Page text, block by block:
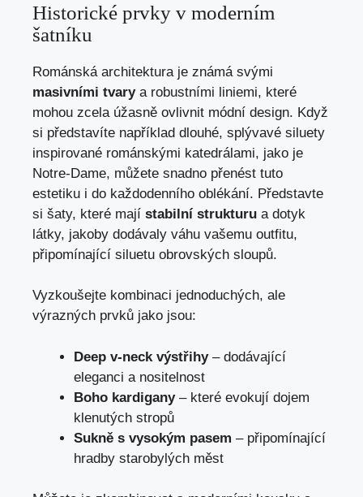
Historické prvky v moderním
šatníku
Románská architektura je známá svými
masivními tvarya robustními liniemi, které
mohou zcela úžasně ovlivnit módní design. Když
si představíte například dlouhé, splývavé siluety
inspirované románskými katedrálami, jako je
Notre-Dame, můžete snadno přenést tuto
estetiku i do každodenního oblékání. Představte
si šaty, které mají stabilní strukturu a dotyk
látky, jakoby dodávaly váhu vašemu outfitu,
připomínající siluetu obrovských sloupů.
Vyzkoušejte kombinaci jednoduchých, ale
výrazných prvků jako jsou:
Deep v-neck výstřihy– dodávající
eleganci a nositelnost
Boho kardigany– které evokují dojem
klenutých stropů
Sukně s vysokým pasem – připomínající
hradby starobylých měst